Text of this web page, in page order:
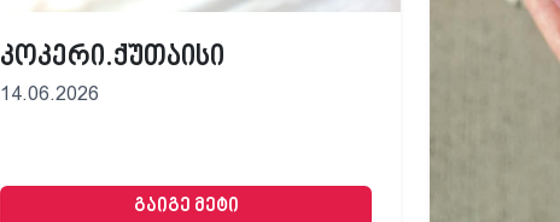
კოკერი.ქუთაისი
14.06.2026
გაიგე მეტი